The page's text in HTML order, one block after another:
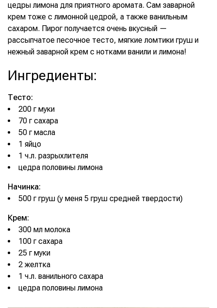
цедры лимона для приятного аромата. Сам заварной
крем тоже с лимонной цедрой, а также ванильным
сахаром. Пирог получается очень вкусный —
рассыпчатое песочное тесто, мягкие ломтики груш и
нежный заварной крем с нотками ванили и лимона!
Ингредиенты:
Тесто:
200 г муки
70 г сахара
50 г масла
1 яйцо
1 ч.л. разрыхлителя
цедра половины лимона
Начинка:
500 г груш (у меня 5 груш средней твердости)
Крем:
300 мл молока
100 г сахара
25 г муки
2 желтка
1 ч.л. ванильного сахара
цедра половины лимона